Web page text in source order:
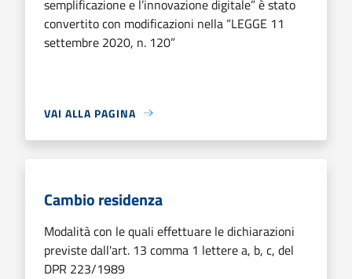
semplificazione e l’innovazione digitale” è stato
convertito con modificazioni nella “LEGGE 11
settembre 2020, n. 120”
VAI ALLA PAGINA
Cambio residenza
Modalità con le quali effettuare le dichiarazioni
previste dall'art. 13 comma 1 lettere a, b, c, del
DPR 223/1989